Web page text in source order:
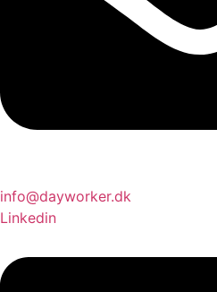
info@dayworker.dk
Linkedin